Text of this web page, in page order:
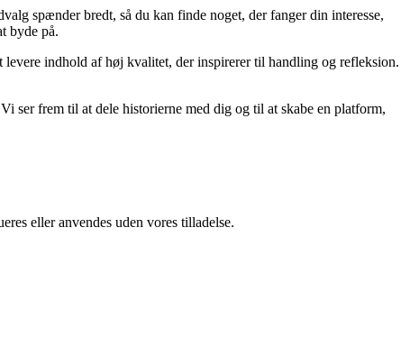
spænder bredt, så du kan finde noget, der fanger din interesse,
byde på.
indhold af høj kvalitet, der inspirerer til handling og refleksion.
ser frem til at dele historierne med dig og til at skabe en platform,
eller anvendes uden vores tilladelse.